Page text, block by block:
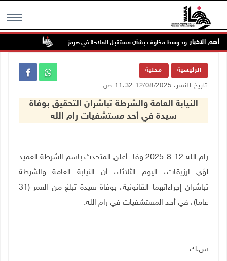
MENU أهم الاخبار
تواصل الصعود وسط مخاوف بشأن مستقبل الملاحة في هرمز
الرئيسية محلية
تاريخ النشر: 12/08/2025 11:32 ص
النيابة العامة والشرطة تباشران التحقيق بوفاة
سيدة في أحد مستشفيات رام الله
رام الله 12-8-2025 وفا- أعلن المتحدث باسم الشرطة العميد
لؤي ارزيقات، اليوم الثلاثاء، أن النيابة العامة والشرطة
تباشران إجراءاتهما القانونية، بوفاة سيدة تبلغ من العمر (31
عاما)، في أحد المستشفيات في رام الله.
ـــــــــ
س.ك